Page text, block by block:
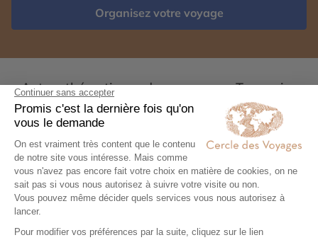
Organisez votre voyage
Autres thématiques de voyages en Tanzanie :
Circuit accompagné au Kenya
Safari Kenya en famille
Combiné Tanzanie et Zanzibar
Circuit Safari privé au Kenya
Safari en avion taxi en Tanzanie